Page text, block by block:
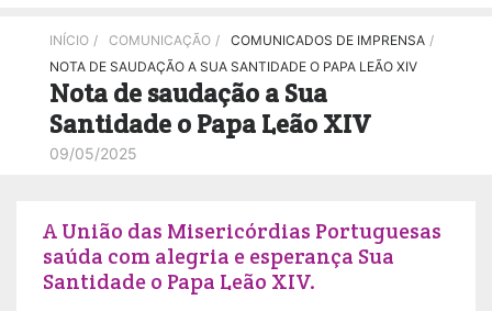
INÍCIO / COMUNICAÇÃO / COMUNICADOS DE IMPRENSA /
NOTA DE SAUDAÇÃO A SUA SANTIDADE O PAPA LEÃO XIV
Nota de saudação a Sua
Santidade o Papa Leão XIV
09/05/2025
A União das Misericórdias Portuguesas
saúda com alegria e esperança Sua
Santidade o Papa Leão XIV.